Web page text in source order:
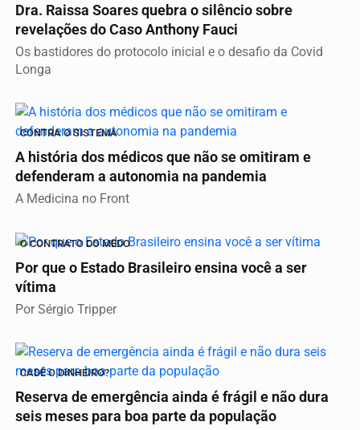
Dra. Raissa Soares quebra o silêncio sobre
revelações do Caso Anthony Fauci
Os bastidores do protocolo inicial e o desafio da Covid
Longa
CONTRA O SISTEMA
A história dos médicos que não se omitiram e
defenderam a autonomia na pandemia
A Medicina no Front
O CONTRATO DO MEDO
Por que o Estado Brasileiro ensina você a ser
vítima
Por Sérgio Tripper
CADÊ O DINHEIRO?
Reserva de emergência ainda é frágil e não dura
seis meses para boa parte da população